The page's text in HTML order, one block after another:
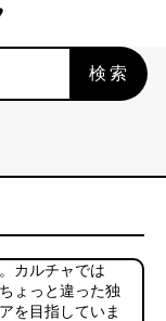
検索
カルチャでは
ょっと違った独
を目指していま